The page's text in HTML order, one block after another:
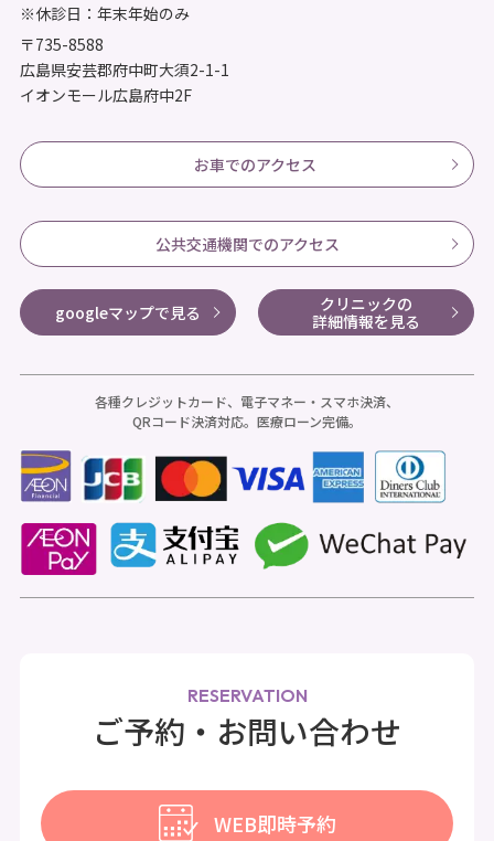
※休診日：年末年始のみ
〒735-8588
広島県安芸郡府中町大須2-1-1
イオンモール広島府中2F
お車でのアクセス
公共交通機関でのアクセス
googleマップで見る
クリニックの
詳細情報を見る
各種クレジットカード、電子マネー・スマホ決済、
QRコード決済対応。医療ローン完備。
RESERVATION
ご予約・お問い合わせ
WEB即時予約